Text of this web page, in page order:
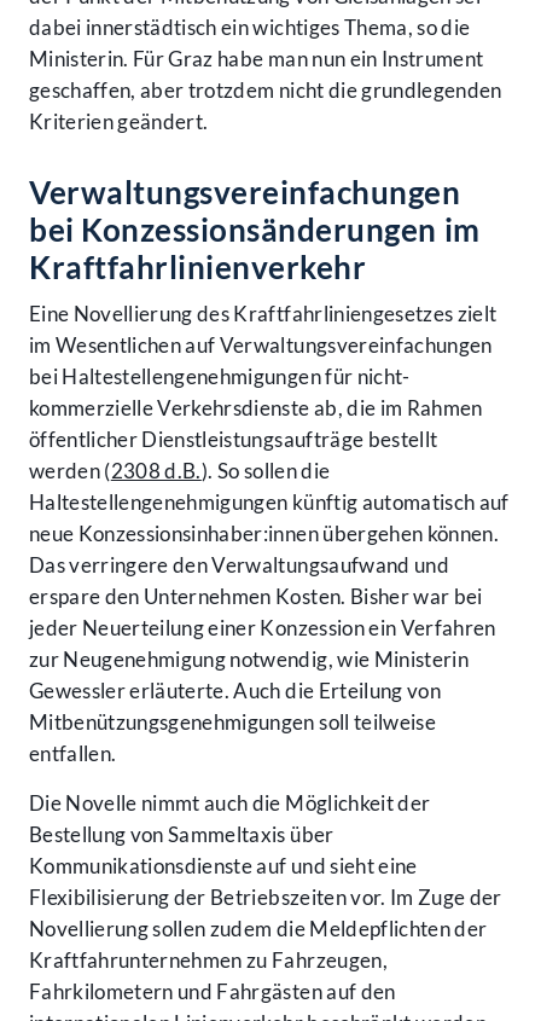
dabei innerstädtisch ein wichtiges Thema, so die
Ministerin. Für Graz habe man nun ein Instrument
geschaffen, aber trotzdem nicht die grundlegenden
Kriterien geändert.
Verwaltungsvereinfachungen
bei Konzessionsänderungen im
Kraftfahrlinienverkehr
Eine Novellierung des Kraftfahrliniengesetzes zielt
im Wesentlichen auf Verwaltungsvereinfachungen
bei Haltestellengenehmigungen für nicht-
kommerzielle Verkehrsdienste ab, die im Rahmen
öffentlicher Dienstleistungsaufträge bestellt
werden (2308 d.B.). So sollen die
Haltestellengenehmigungen künftig automatisch auf
neue Konzessionsinhaber:innen übergehen können.
Das verringere den Verwaltungsaufwand und
erspare den Unternehmen Kosten. Bisher war bei
jeder Neuerteilung einer Konzession ein Verfahren
zur Neugenehmigung notwendig, wie Ministerin
Gewessler erläuterte. Auch die Erteilung von
Mitbenützungsgenehmigungen soll teilweise
entfallen.
Die Novelle nimmt auch die Möglichkeit der
Bestellung von Sammeltaxis über
Kommunikationsdienste auf und sieht eine
Flexibilisierung der Betriebszeiten vor. Im Zuge der
Novellierung sollen zudem die Meldepflichten der
Kraftfahrunternehmen zu Fahrzeugen,
Fahrkilometern und Fahrgästen auf den